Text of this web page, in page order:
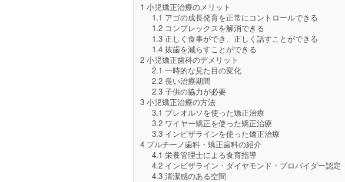
1 小児矯正治療のメリット
1.1 アゴの成長発育を正常にコントロールできる
1.2コンプレックスを解消できる
1.3正しく食事ができ、正しく話すことができる
1.4抜歯を減らすことができる
2 小児矯正歯科のデメリット
2.1 一時的な見た目の変化
2.2長い治療期間
2.3子供の協力が必要
3 小児矯正治療の方法
3.1 プレオルソを使った矯正治療
3.2ワイヤー矯正を使った矯正治療
3.3インビザラインを使った矯正治療
4 プルチーノ歯科・矯正歯科の紹介
4.1 栄養管理士による食育指導
4.2インビザライン・ダイヤモンド・プロバイダー認定
4.3清潔感のある空間